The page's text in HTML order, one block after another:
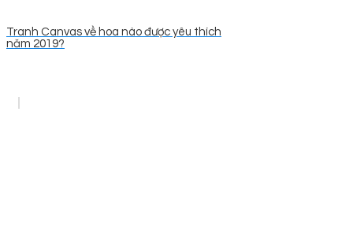
Tranh Canvas về hoa nào được yêu thích
năm 2019?